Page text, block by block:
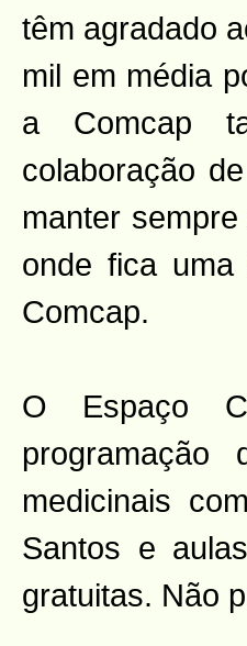
têm agradado
mil em média
a Comcap
colaboração
manter
onde fica
Comcap.
O Espaço
programação
medicinais
Santos e
gratuitas. Não